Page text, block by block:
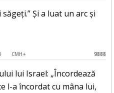
Și a luat un arc și
CMH+ 9888
lui Israel: „Încordează
l-a încordat cu mâna lui,